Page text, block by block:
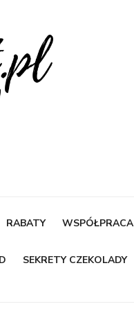
RABATY WSPÓŁPRACA
SEKRETY CZEKOLADY